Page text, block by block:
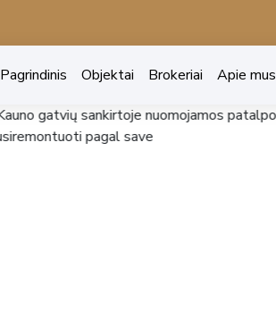
Pagrindinis Objektai Brokeriai Apie mus